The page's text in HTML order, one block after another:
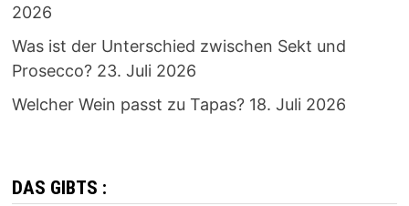
2026
Was ist der Unterschied zwischen Sekt und
Prosecco? 23. Juli 2026
Welcher Wein passt zu Tapas? 18. Juli 2026
DAS GIBTS :